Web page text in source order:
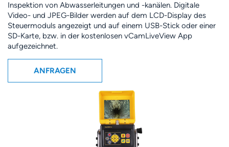
Inspektion von Abwasserleitungen und -kanälen. Digitale
Video- und JPEG-Bilder werden auf dem LCD-Display des
Steuermoduls angezeigt und auf einem USB-Stick oder einer
SD-Karte, bzw. in der kostenlosen vCamLiveView App
aufgezeichnet.